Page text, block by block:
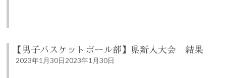
【男子バスケットボール部】県新人大会 結果
2023年1月30日2023年1月30日